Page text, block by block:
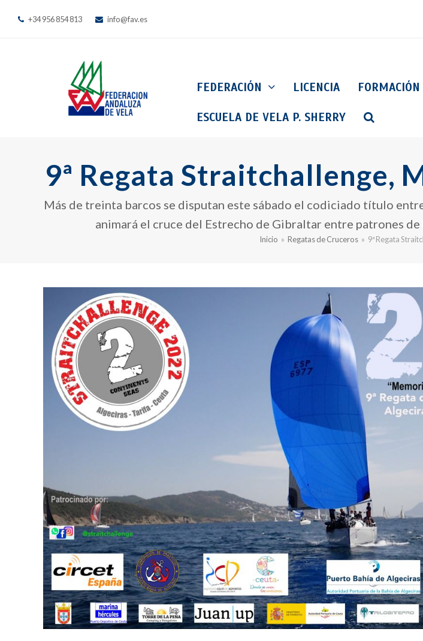
+34 956 854 813 info@fav.es
FEDERACIÓN LICENCIA FORMACIÓN
ESCUELA DE VELA P. SHERRY
9ª Regata Straitchallenge,
Más de treinta barcos se disputan este sábado el codiciado título
animará el cruce del Estrecho de Gibraltar entre patrones
Inicio » Regatas de Cruceros » 9ª Regata